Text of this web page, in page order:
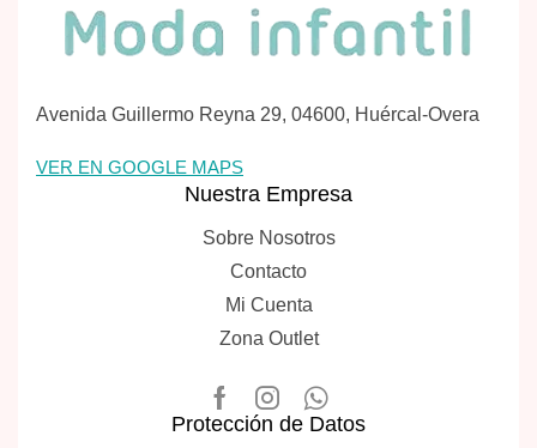
Avenida Guillermo Reyna 29, 04600, Huércal-Overa
VER EN GOOGLE MAPS
Nuestra Empresa
Sobre Nosotros
Contacto
Mi Cuenta
Zona Outlet
Protección de Datos